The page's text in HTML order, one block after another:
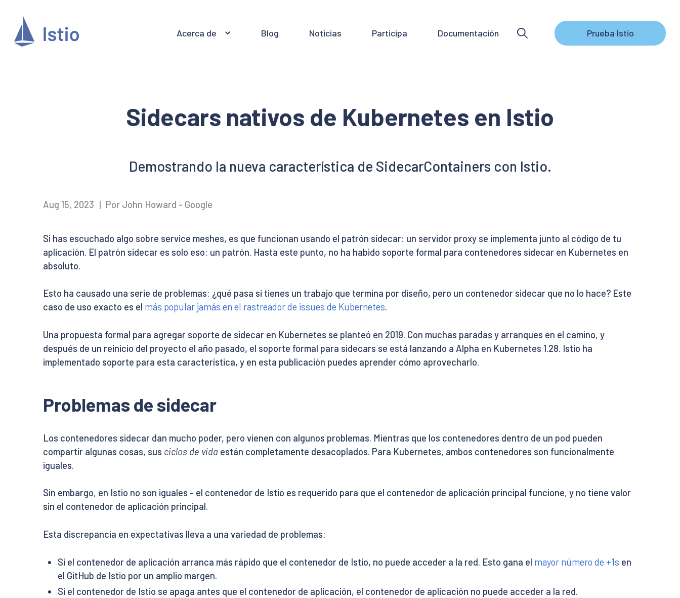
Acerca de Blog Noticias Participa Documentación Prueba Istio
Sidecars nativos de Kubernetes en Istio
Demostrando la nueva característica de SidecarContainers con Istio.
Aug 15, 2023 | Por John Howard - Google
Si has escuchado algo sobre service meshes, es que funcionan usando el patrón sidecar: un servidor proxy se implementa junto al código de tu
aplicación. El patrón sidecar es solo eso: un patrón. Hasta este punto, no ha habido soporte formal para contenedores sidecar en Kubernetes en
absoluto.
Esto ha causado una serie de problemas: ¿qué pasa si tienes un trabajo que termina por diseño, pero un contenedor sidecar que no lo hace? Este
caso de uso exacto es el más popular jamás en el rastreador de issues de Kubernetes.
Una propuesta formal para agregar soporte de sidecar en Kubernetes se planteó en 2019. Con muchas paradas y arranques en el camino, y
después de un reinicio del proyecto el año pasado, el soporte formal para sidecars se está lanzando a Alpha en Kubernetes 1.28. Istio ha
implementado soporte para esta característica, y en esta publicación puedes aprender cómo aprovecharlo.
Problemas de sidecar
Los contenedores sidecar dan mucho poder, pero vienen con algunos problemas. Mientras que los contenedores dentro de un pod pueden
compartir algunas cosas, sus ciclos de vida están completamente desacoplados. Para Kubernetes, ambos contenedores son funcionalmente
iguales.
Sin embargo, en Istio no son iguales - el contenedor de Istio es requerido para que el contenedor de aplicación principal funcione, y no tiene valor
sin el contenedor de aplicación principal.
Esta discrepancia en expectativas lleva a una variedad de problemas:
Si el contenedor de aplicación arranca más rápido que el contenedor de Istio, no puede acceder a la red. Esto gana el mayor número de +1s en
el GitHub de Istio por un amplio margen.
Si el contenedor de Istio se apaga antes que el contenedor de aplicación, el contenedor de aplicación no puede acceder a la red.